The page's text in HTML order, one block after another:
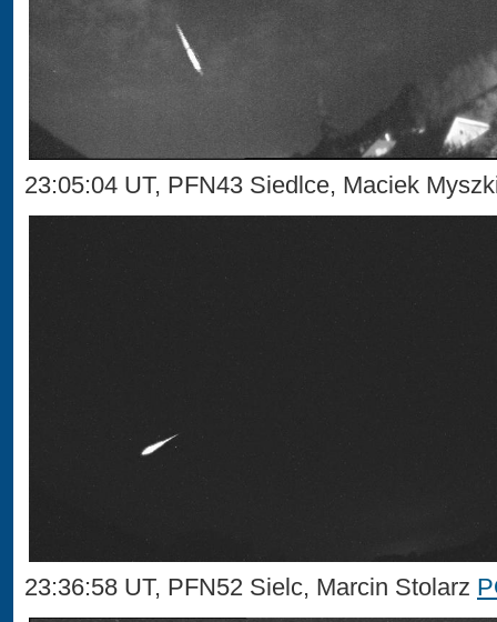
23:05:04 UT, PFN43 Siedlce, Maciek
23:36:58 UT, PFN52 Sielc, Marcin Stolarz